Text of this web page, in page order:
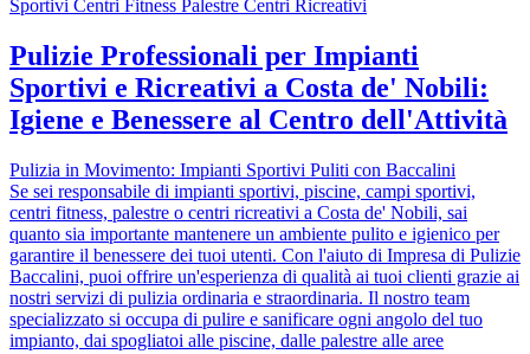
Pulizie Professionali per Impianti
Sportivi e Ricreativi a Costa de' Nobili:
Igiene e Benessere al Centro dell'Attività
Pulizia in Movimento: Impianti Sportivi Puliti con Baccalini
Se sei responsabile di impianti sportivi, piscine, campi sportivi,
centri fitness, palestre o centri ricreativi a Costa de' Nobili, sai
quanto sia importante mantenere un ambiente pulito e igienico per
garantire il benessere dei tuoi utenti. Con l'aiuto di Impresa di Pulizie
Baccalini, puoi offrire un'esperienza di qualità ai tuoi clienti grazie ai
nostri servizi di pulizia ordinaria e straordinaria. Il nostro team
specializzato si occupa di pulire e sanificare ogni angolo del tuo
impianto, dai spogliatoi alle piscine, dalle palestre alle aree